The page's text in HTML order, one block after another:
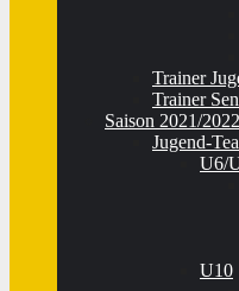
Trainer
Trainer
Saison 2021/2022
Jugend-
U6/
U10